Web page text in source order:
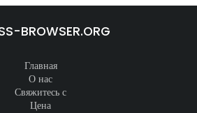
BROWSER.ORG
Главная
О нас
Свяжитесь с
Цена